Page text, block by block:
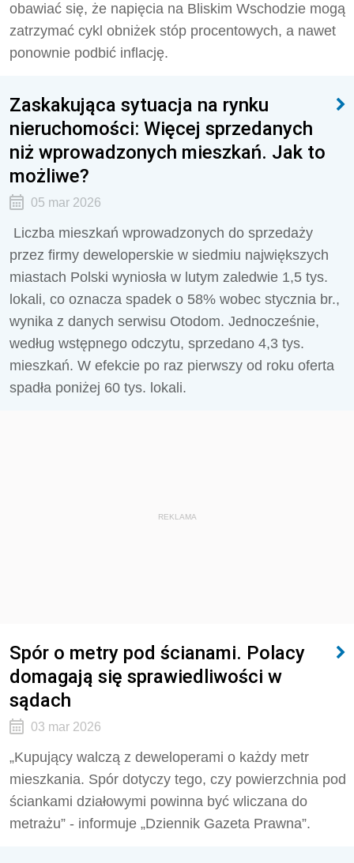
obawiać się, że napięcia na Bliskim Wschodzie mogą
zatrzymać cykl obniżek stóp procentowych, a nawet
ponownie podbić inflację.
Zaskakująca sytuacja na rynku
nieruchomości: Więcej sprzedanych
niż wprowadzonych mieszkań. Jak to
możliwe?
05 mar 2026
Liczba mieszkań wprowadzonych do sprzedaży
przez firmy deweloperskie w siedmiu największych
miastach Polski wyniosła w lutym zaledwie 1,5 tys.
lokali, co oznacza spadek o 58% wobec stycznia br.,
wynika z danych serwisu Otodom. Jednocześnie,
według wstępnego odczytu, sprzedano 4,3 tys.
mieszkań. W efekcie po raz pierwszy od roku oferta
spadła poniżej 60 tys. lokali.
REKLAMA
Spór o metry pod ścianami. Polacy
domagają się sprawiedliwości w
sądach
03 mar 2026
„Kupujący walczą z deweloperami o każdy metr
mieszkania. Spór dotyczy tego, czy powierzchnia pod
ściankami działowymi powinna być wliczana do
metrażu” - informuje „Dziennik Gazeta Prawna”.